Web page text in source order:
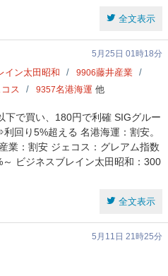
全文表示
5月25日 01時18分
イン太田昭和 9906藤井産業
ス 9357名港海運 他
で買い、180円で利確 SIGグルー
回り5%超える 名港海運：割安。
業：割安 ジェコス：グレアム指数
ビジネスブレイン太田昭和：300
全文表示
5月11日 21時25分